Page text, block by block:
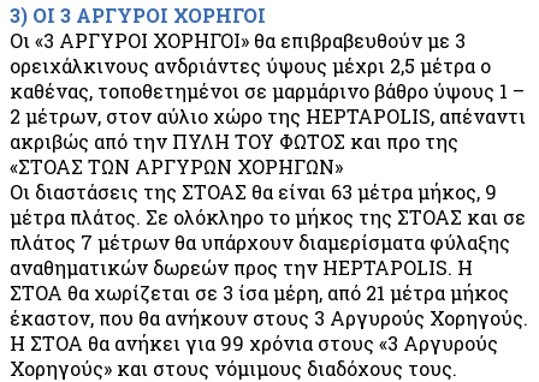
3) ΟΙ 3 ΑΡΓΥΡΟΙ ΧΟΡΗΓΟΙ
Οι «3 ΑΡΓΥΡΟΙ ΧΟΡΗΓΟΙ» θα επιβραβευθούν με 3
ορειχάλκινους ανδριάντες ύψους μέχρι 2,5 μέτρα ο
καθένας, τοποθετημένοι σε μαρμάρινο βάθρο ύψους 1 –
2 μέτρων, στον αύλιο χώρο της HEPTAPOLIS, απέναντι
ακριβώς από την ΠΥΛΗ ΤΟΥ ΦΩΤΟΣ και προ της
«ΣΤΟΑΣ ΤΩΝ ΑΡΓΥΡΩΝ ΧΟΡΗΓΩΝ»
Οι διαστάσεις της ΣΤΟΑΣ θα είναι 63 μέτρα μήκος, 9
μέτρα πλάτος. Σε ολόκληρο το μήκος της ΣΤΟΑΣ και σε
πλάτος 7 μέτρων θα υπάρχουν διαμερίσματα φύλαξης
αναθηματικών δωρεών προς την HEPTAPOLIS. Η
ΣΤΟΑ θα χωρίζεται σε 3 ίσα μέρη, από 21 μέτρα μήκος
έκαστον, που θα ανήκουν στους 3 Αργυρούς Χορηγούς.
Η ΣΤΟΑ θα ανήκει για 99 χρόνια στους «3 Αργυρούς
Χορηγούς» και στους νόμιμους διαδόχους τους.